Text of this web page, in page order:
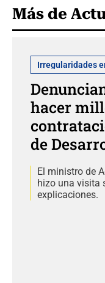
Más de
Irregularidades
hacer
de
El ministro de
hizo una visita
explicaciones.